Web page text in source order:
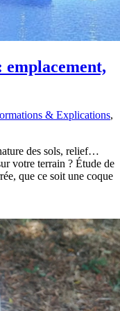
emplacement,
& Explications,
des sols, relief…
votre terrain ? Étude de
que ce soit une coque